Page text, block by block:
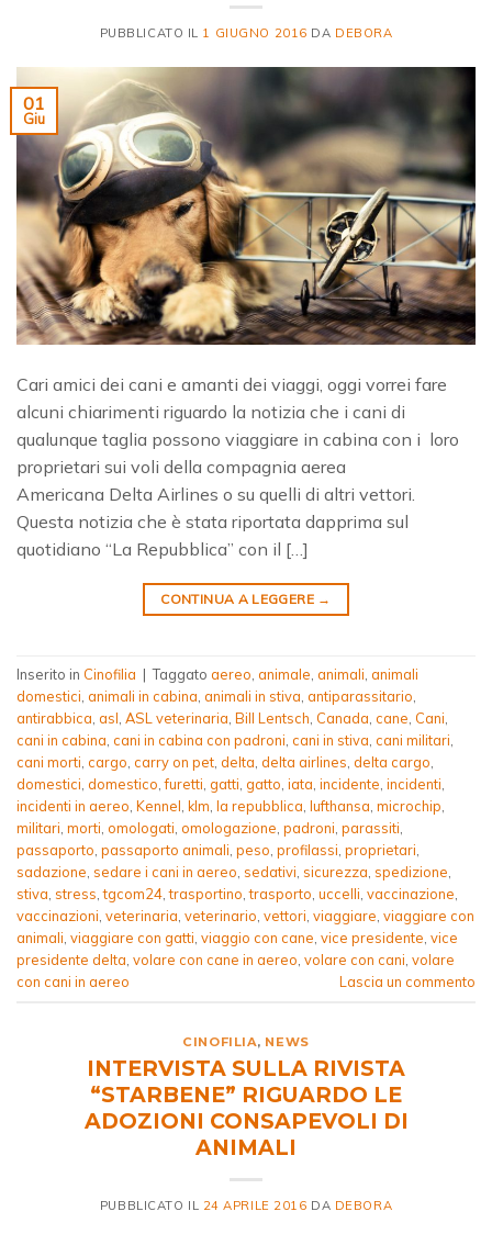
PUBBLICATO IL 1 GIUGNO 2016 DA DEBORA
01
Giu
Cari amici dei cani e amanti dei viaggi, oggi vorrei fare
alcuni chiarimenti riguardo la notizia che i cani di
qualunque taglia possono viaggiare in cabina con i loro
proprietari sui voli della compagnia aerea
Americana Delta Airlines o su quelli di altri vettori.
Questa notizia che è stata riportata dapprima sul
quotidiano “La Repubblica” con il […]
CONTINUA A LEGGERE →
Inserito in Cinofilia | Taggato aereo, animale, animali, animali
domestici, animali in cabina, animali in stiva, antiparassitario,
antirabbica, asl, ASL veterinaria, Bill Lentsch, Canada, cane, Cani,
cani in cabina, cani in cabina con padroni, cani in stiva, cani militari,
cani morti, cargo, carry on pet, delta, delta airlines, delta cargo,
domestici, domestico,furetti, gatti, gatto, iata, incidente, incidenti,
incidenti in aereo, Kennel, klm, la repubblica, lufthansa, microchip,
militari, morti, omologati, omologazione, padroni, parassiti,
passaporto, passaporto animali, peso, profilassi, proprietari,
sadazione, sedare i cani in aereo, sedativi, sicurezza, spedizione,
stiva, stress,tgcom24,trasportino,trasporto, uccelli, vaccinazione,
vaccinazioni, veterinaria, veterinario, vettori, viaggiare, viaggiare con
animali, viaggiare con gatti, viaggio con cane, vice presidente, vice
presidente delta, volare con cane in aereo, volare con cani, volare
con cani in aereo
Lascia un commento
CINOFILIA, NEWS
INTERVISTA SULLA RIVISTA
“STARBENE” RIGUARDO LE
ADOZIONI CONSAPEVOLI DI
ANIMALI
PUBBLICATO IL 24 APRILE 2016 DA DEBORA